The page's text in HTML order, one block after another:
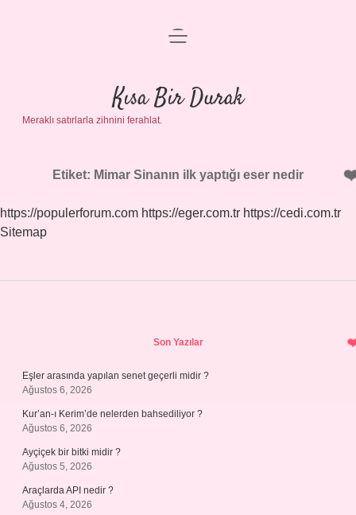
Anasayfa
Gizlilik Politikası
Yasal Uyarı
menüyü
Kısa Bir Durak
Meraklı satırlarla zihnini ferahlat.
Etiket: Mimar Sinanın ilk yaptığı eser nedir
https://populerforum.com https://eger.com.tr https://cedi.com.tr
Sitemap
Son Yazılar
Eşler arasında yapılan senet geçerli midir ?
Ağustos 6, 2026
Kur’an-ı Kerim’de nelerden bahsediliyor ?
Ağustos 6, 2026
Ayçiçek bir bitki midir ?
Ağustos 5, 2026
Araçlarda API nedir ?
Ağustos 4, 2026